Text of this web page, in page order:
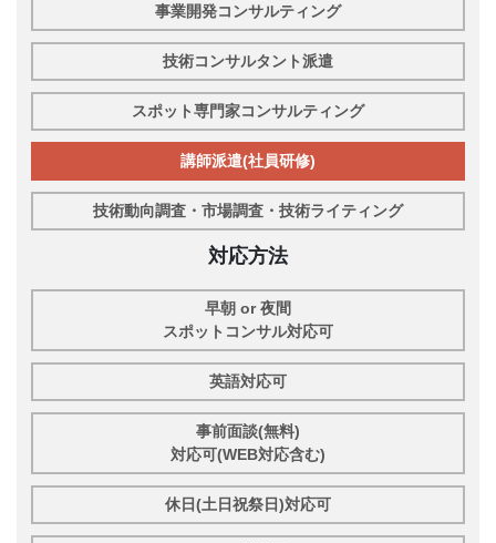
事業開発コンサルティング
技術コンサルタント派遣
スポット専門家コンサルティング
講師派遣(社員研修)
技術動向調査・市場調査・技術ライティング
対応方法
早朝 or 夜間
スポットコンサル対応可
英語対応可
事前面談(無料)
対応可(WEB対応含む)
休日(土日祝祭日)対応可